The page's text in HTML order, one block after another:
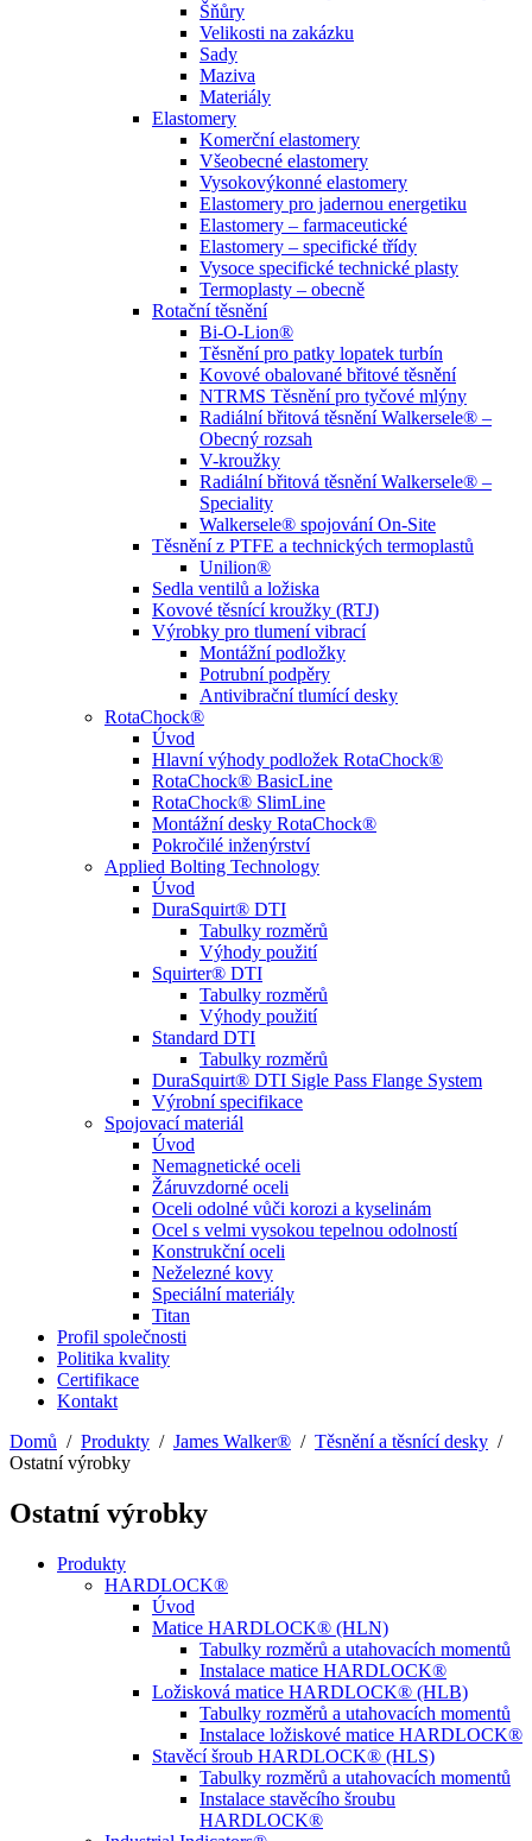
Šňůry
Velikosti na zakázku
Sady
Maziva
Materiály
Elastomery
Komerční elastomery
Všeobecné elastomery
Vysokovýkonné elastomery
Elastomery pro jadernou energetiku
Elastomery – farmaceutické
Elastomery – specifické třídy
Vysoce specifické technické plasty
Termoplasty – obecně
Rotační těsnění
Bi-O-Lion®
Těsnění pro patky lopatek turbín
Kovové obalované břitové těsnění
NTRMS Těsnění pro tyčové mlýny
Radiální břitová těsnění Walkersele® –
Obecný rozsah
V-kroužky
Radiální břitová těsnění Walkersele® –
Speciality
Walkersele® spojování On-Site
Těsnění z PTFE a technických termoplastů
Unilion®
Sedla ventilů a ložiska
Kovové těsnící kroužky (RTJ)
Výrobky pro tlumení vibrací
Montážní podložky
Potrubní podpěry
Antivibrační tlumící desky
RotaChock®
Úvod
Hlavní výhody podložek RotaChock®
RotaChock® BasicLine
RotaChock® SlimLine
Montážní desky RotaChock®
Pokročilé inženýrství
Applied Bolting Technology
Úvod
DuraSquirt® DTI
Tabulky rozměrů
Výhody použití
Squirter® DTI
Tabulky rozměrů
Výhody použití
Standard DTI
Tabulky rozměrů
DuraSquirt® DTI Sigle Pass Flange System
Výrobní specifikace
Spojovací materiál
Úvod
Nemagnetické oceli
Žáruvzdorné oceli
Oceli odolné vůči korozi a kyselinám
Ocel s velmi vysokou tepelnou odolností
Konstrukční oceli
Neželezné kovy
Speciální materiály
Titan
Profil společnosti
Politika kvality
Certifikace
Kontakt
Domů / Produkty / James Walker® / Těsnění a těsnící desky /
Ostatní výrobky
Ostatní výrobky
Produkty
HARDLOCK®
Úvod
Matice HARDLOCK® (HLN)
Tabulky rozměrů a utahovacích momentů
Instalace matice HARDLOCK®
Ložisková matice HARDLOCK® (HLB)
Tabulky rozměrů a utahovacích momentů
Instalace ložiskové matice HARDLOCK®
Stavěcí šroub HARDLOCK® (HLS)
Tabulky rozměrů a utahovacích momentů
Instalace stavěcího šroubu
HARDLOCK®